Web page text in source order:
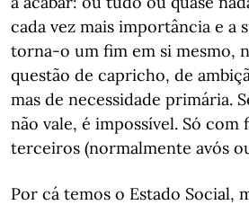
cada vez mais importância e a
torna-o um fim em si mesmo,
questão de capricho, de
mas de necessidade primária.
não vale, é impossível. Só com
terceiros (normalmente avós
Por cá temos o Estado Social,